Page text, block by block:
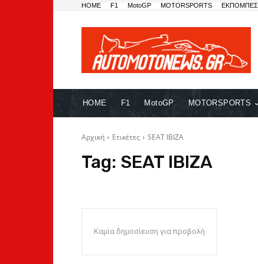
HOME F1 MotoGP MOTORSPORTS ΕΚΠΟΜΠΕΣ
HOME F1 MotoGP MOTORSPORTS
Αρχική Ετικέτες SEAT IBIZA
Tag: SEAT IBIZA
Καμία δημοσίευση για προβολή